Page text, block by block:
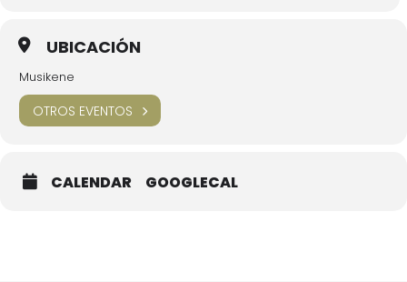
UBICACIÓN
Musikene
OTROS EVENTOS
CALENDAR GOOGLECAL